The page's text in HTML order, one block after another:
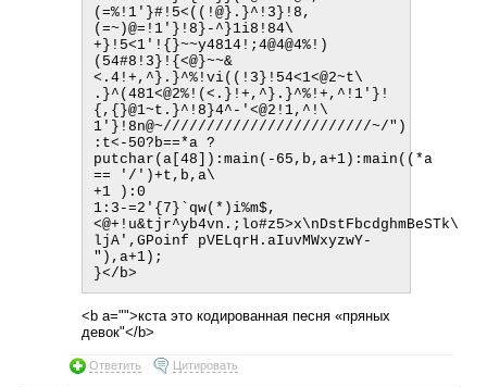
(=%!1'}#!5<((!@}.}^!3}!8,
(=~)@=!1'}!8}-^}1i8!84\
+}!5<1'!{}~~y4814!;4@4@4%!)
(54#8!3}!{<@}~~&
<.4!+,^}.}^%!vi((!3}!54<1<@2~t\
.}^(481<@2%!(<.}!+,^}.}^%!+,^!1'}!
{,{}@1~t.}^!8}4^-'<@2!1,^!\
1'}!8n@~////////////////////////~/")
:t<-50?b==*a ?
putchar(a[48]):main(-65,b,a+1):main((*a
== '/')+t,b,a\
+1 ):0
1:3-=2'{7}`qw(*)i%m$,
<@+!u&tjr^yb4vn.;lo#z5>x\nDstFbcdghmBeSTk\
ljA',GPoinf pVELqrH.aIuvMWxyzwY-
"),a+1);
<b a="">кста это кодированная песня «пряных
девок"</b>
Ответить Цитировать